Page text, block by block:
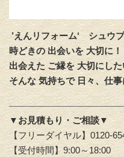
’えんリフォーム‘ シュウ
時どきの 出会いを 大切に！
出会えた ご縁を 大切にした
そんな 気持ちで 日々、仕
▼お見積もり・ご相談▼
【フリーダイヤル】0120-
【受付時間】9:00～18:00